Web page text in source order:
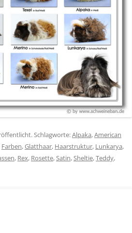
Schlagworte:Alpaka,American
Farben,Glatthaar, Haarstruktur, Lunkarya,
, Rex, Rosette,Satin,Sheltie,Teddy,